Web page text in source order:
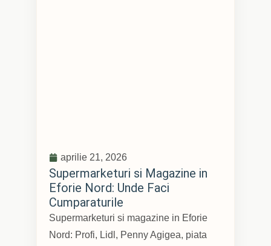
aprilie 21, 2026
Supermarketuri si Magazine in
Eforie Nord: Unde Faci
Cumparaturile
Supermarketuri si magazine in Eforie
Nord: Profi, Lidl, Penny Agigea, piata